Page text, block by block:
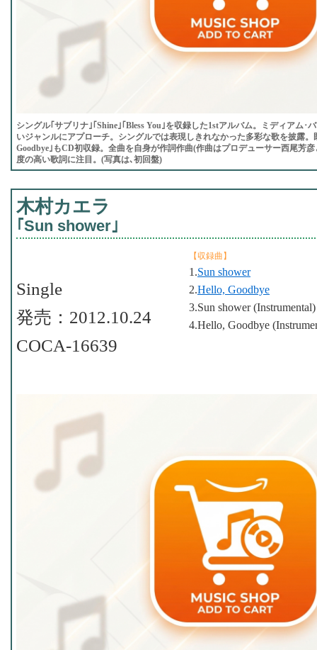
シングル｢サブリナ｣｢Shine｣｢Bless You｣を収録した1stアルバム。ミディアム･
いジャンルにアプローチ。シングルでは表現しきれなかった多彩な歌を披露。
Goodbye｣もCD初収録。全曲を自身が作詞作曲(作曲はプロデューサー西尾芳
度の高い歌詞に注目。(写真は､初回盤)
木村カエラ
｢Sun shower｣
【収録曲】
1.Sun shower
2.Hello, Goodbye
3.Sun shower (Instrumental)
4.Hello, Goodbye
Single
発売：2012.10.24
COCA-16639